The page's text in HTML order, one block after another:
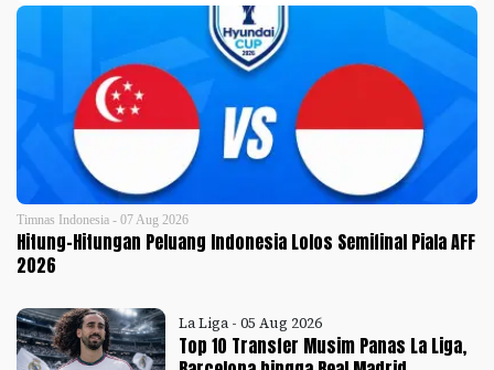
Timnas Indonesia - 07 Aug 2026
Hitung-Hitungan Peluang Indonesia Lolos Semifinal Piala AFF
2026
La Liga - 05 Aug 2026
Top 10 Transfer Musim Panas La Liga,